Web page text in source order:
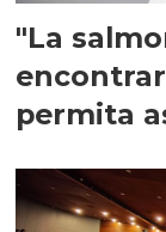
"La
permita